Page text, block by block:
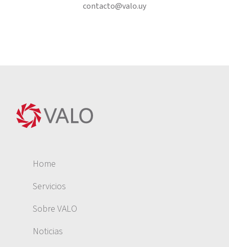
contacto@valo.uy
Home
Servicios
Sobre VALO
Noticias